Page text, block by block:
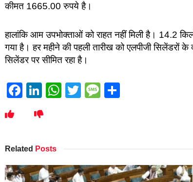
कीमत 1665.00 रुपये है।
हालांकि आम उपभोक्ताओं को राहत नहीं मिली है। 14.2
गया है। हर महीने की पहली तारीख को एलपीजी सिलेंडरों के
सिलेंडर पर सीमित रहा है।
Facebook
LinkedIn
WhatsApp
TwitterMessage
Related Posts